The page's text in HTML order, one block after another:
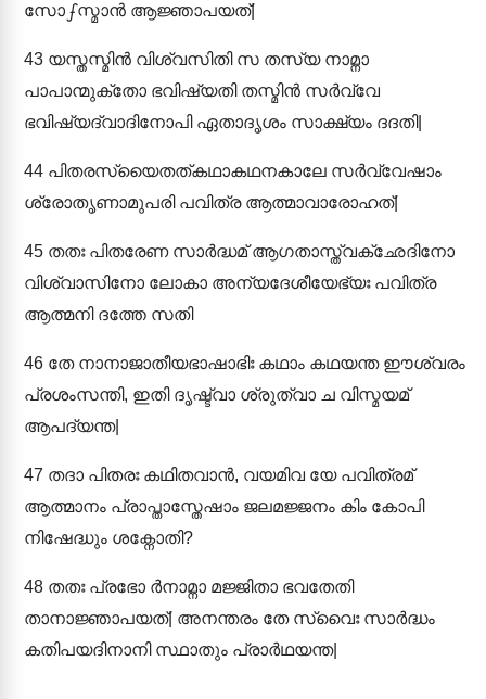
സോഽസ്മാൻ ആജ്ഞാപയത്|
43 യസ്തസ്മിൻ വിശ്വസിതി സ തസ്യ നാമ്നാ
പാപാന്മുക്തോ ഭവിഷ്യതി തസ്മിൻ സർവ്വേ
ഭവിഷ്യദ്വാദിനോപി ഏതാദൃശം സാക്ഷ്യം ദദതി|
44 പിതരസ്യൈതത്കഥാകഥനകാലേ സർവ്വേഷാം
ശ്രോതൃണാമുപരി പവിത്ര ആത്മാവാരോഹത്|
45 തതഃ പിതരേണ സാർദ്ധമ് ആഗതാസ്ത്വക്ഛേദിനോ
വിശ്വാസിനോ ലോകാ അന്യദേശീയേഭ്യഃ പവിത്ര
ആത്മനി ദത്തേ സതി
46 തേ നാനാജാതീയഭാഷാഭിഃ കഥാം കഥയന്ത ഈശ്വരം
പ്രശംസന്തി, ഇതി ദൃഷ്ട്വാ ശ്രുത്വാ ച വിസ്മയമ്
ആപദ്യന്ത|
47 തദാ പിതരഃ കഥിതവാൻ, വയമിവ യേ പവിത്രമ്
ആത്മാനം പ്രാപ്താസ്തേഷാം ജലമജ്ജനം കിം കോപി
നിഷേദ്ധും ശക്നോതി?
48 തതഃ പ്രഭോ ർനാമ്നാ മജ്ജിതാ ഭവതേതി
താനാജ്ഞാപയത്| അനന്തരം തേ സ്വൈഃ സാർദ്ധം
കതിപയദിനാനി സ്ഥാതും പ്രാർഥയന്ത|